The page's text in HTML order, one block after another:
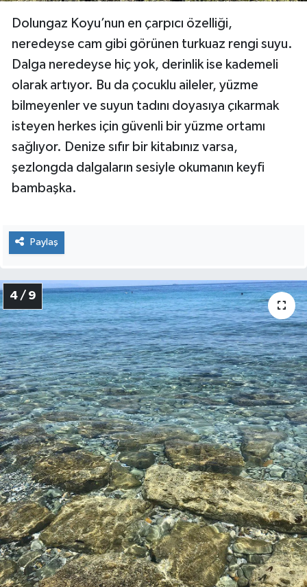
Dolungaz Koyu’nun en çarpıcı özelliği,
neredeyse cam gibi görünen turkuaz rengi suyu.
Dalga neredeyse hiç yok, derinlik ise kademeli
olarak artıyor. Bu da çocuklu aileler, yüzme
bilmeyenler ve suyun tadını doyasıya çıkarmak
isteyen herkes için güvenli bir yüzme ortamı
sağlıyor. Denize sıfır bir kitabınız varsa,
şezlongda dalgaların sesiyle okumanın keyfi
bambaşka.
Paylaş
4 / 9